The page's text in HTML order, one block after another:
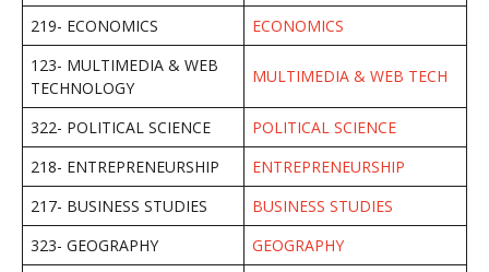
219- ECONOMICS
ECONOMICS
123- MULTIMEDIA & WEB
TECHNOLOGY
MULTIMEDIA & WEB TECH
322- POLITICAL SCIENCE
POLITICAL SCIENCE
218- ENTREPRENEURSHIP
ENTREPRENEURSHIP
217- BUSINESS STUDIES
BUSINESS STUDIES
323- GEOGRAPHY
GEOGRAPHY